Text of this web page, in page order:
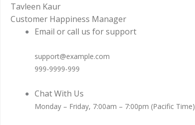
Tavleen Kaur
Customer Happiness Manager
Email or call us for support
support@example.com
999-9999-999
Chat With Us
Monday – Friday, 7:00am – 7:00pm (Pacific Time)